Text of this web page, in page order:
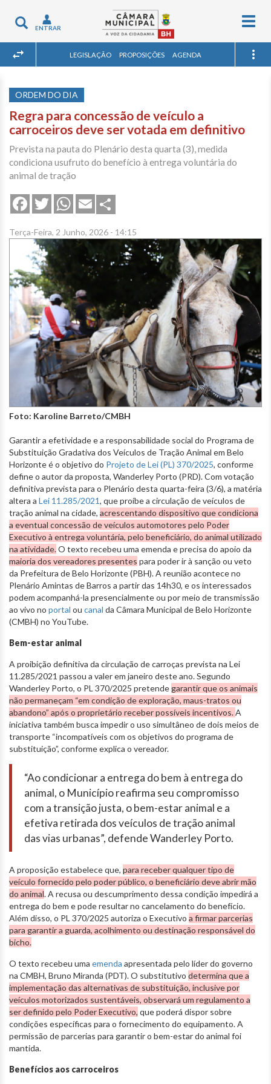
Toggle
navigation
ENTRAR
LEGISLAÇÃO PROPOSIÇÕES AGENDA
ORDEM DO DIA
Regra para concessão de veículo a
carroceiros deve ser votada em definitivo
Prevista na pauta do Plenário desta quarta (3), medida
condiciona usufruto do benefício à entrega voluntária do
animal de tração
FacebookTwitterWhatsApp
Email
Terça-Feira, 2 Junho, 2026 - 14:15
Foto: Karoline Barreto/CMBH
Garantir a efetividade e a responsabilidade social do Programa de
Substituição Gradativa dos Veículos de Tração Animal em Belo
Horizonte é o objetivo do Projeto de Lei (PL) 370/2025, conforme
define o autor da proposta, Wanderley Porto (PRD). Com votação
definitiva prevista para o Plenário desta quarta-feira (3/6), a matéria
altera a Lei 11.285/2021, que proíbe a circulação de veículos de
tração animal na cidade, acrescentando dispositivo que condiciona
a eventual concessão de veículos automotores pelo Poder
Executivo à entrega voluntária, pelo beneficiário, do animal utilizado
na atividade.O texto recebeu uma emenda e precisa do apoio da
maioria dos vereadores presentes para poder ir à sanção ou veto
da Prefeitura de Belo Horizonte (PBH). A reunião acontece no
Plenário Amintas de Barros a partir das 14h30, e os interessados
podem acompanhá-la presencialmente ou por meio de transmissão
ao vivo no portal ou canal da Câmara Municipal de Belo Horizonte
(CMBH) no YouTube.
Bem-estar animal
A proibição definitiva da circulação de carroças prevista na Lei
11.285/2021 passou a valer em janeiro deste ano. Segundo
Wanderley Porto, o PL 370/2025 pretende garantir que os animais
não permaneçam “em condição de exploração, maus-tratos ou
abandono” após o proprietário receber possíveis incentivos.A
iniciativa também busca impedir o uso simultâneo de dois meios de
transporte “incompatíveis com os objetivos do programa de
substituição”, conforme explica o vereador.
“Ao condicionar a entrega do bem à entrega do
animal, o Município reafirma seu compromisso
com a transição justa, o bem-estar animal e a
efetiva retirada dos veículos de tração animal
das vias urbanas”, defende Wanderley Porto.
A proposição estabelece que, para receber qualquer tipo de
veículo fornecido pelo poder público, o beneficiário deve abrir mão
do animal. A recusa ou descumprimento dessa condição impedirá a
entrega do bem e pode resultar no cancelamento do benefício.
Além disso, o PL 370/2025 autoriza o Executivo a firmar parcerias
para garantir a guarda, acolhimento ou destinação responsável do
bicho.
O texto recebeu uma emenda apresentada pelo líder do governo
na CMBH, Bruno Miranda (PDT). O substitutivo determina que a
implementação das alternativas de substituição, inclusive por
veículos motorizados sustentáveis, observará um regulamento a
ser definido pelo Poder Executivo, que poderá dispor sobre
condições específicas para o fornecimento do equipamento. A
permissão de parcerias para garantir o bem-estar do animal foi
mantida.
Benefícios aos carroceiros